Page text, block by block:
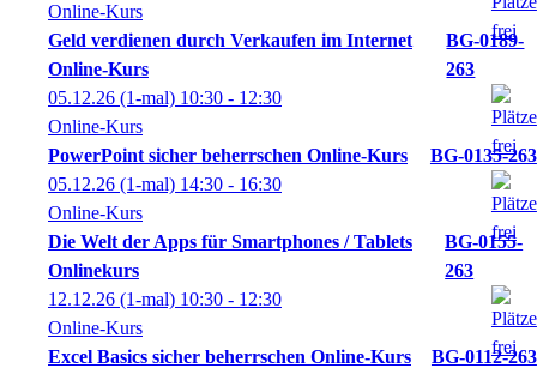
Online-Kurs
Geld verdienen durch Verkaufen im Internet
Online-Kurs
BG-0189-
263
05.12.26 (1-mal) 10:30 - 12:30
Online-Kurs
PowerPoint sicher beherrschen Online-Kurs
BG-0135-263
05.12.26 (1-mal) 14:30 - 16:30
Online-Kurs
Die Welt der Apps für Smartphones / Tablets
Onlinekurs
BG-0155-
263
12.12.26 (1-mal) 10:30 - 12:30
Online-Kurs
Excel Basics sicher beherrschen Online-Kurs
BG-0112-263